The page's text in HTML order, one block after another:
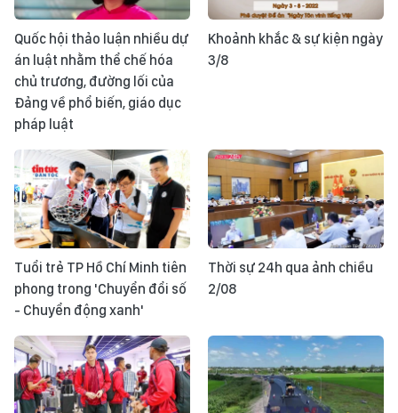
Quốc hội thảo luận nhiều dự
án luật nhằm thể chế hóa
chủ trương, đường lối của
Đảng về phổ biến, giáo dục
pháp luật
Khoảnh khắc & sự kiện ngày
3/8
Tuổi trẻ TP Hồ Chí Minh tiên
phong trong 'Chuyển đổi số
- Chuyển động xanh'
Thời sự 24h qua ảnh chiều
2/08